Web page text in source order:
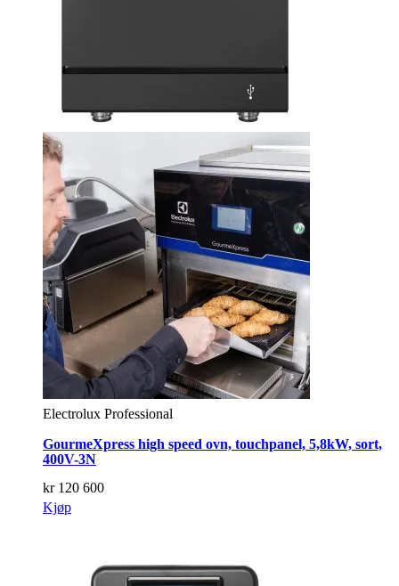
Electrolux Professional
GourmeXpress high speed ovn, touchpanel, 5,8kW, sort,
400V-3N
kr120 600
Kjøp